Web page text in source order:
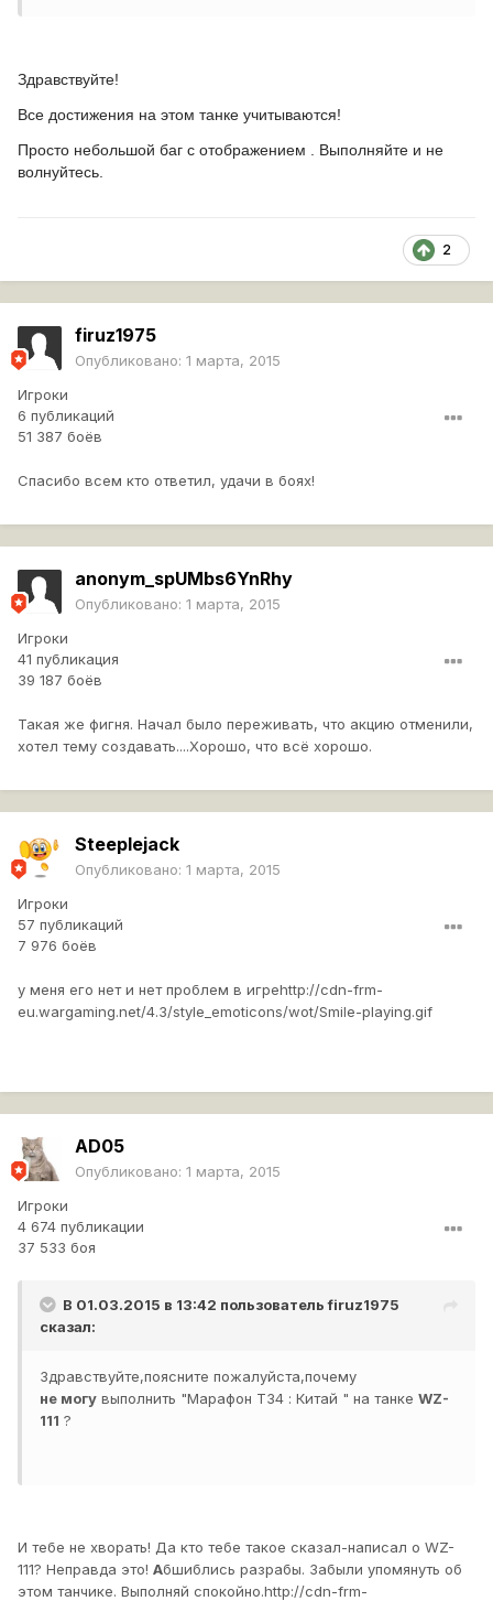
Здравствуйте!
Все достижения на этом танке учитываются!
Просто небольшой баг с отображением . Выполняйте и не
волнуйтесь.
2
firuz1975
Опубликовано: 1 марта, 2015
Игроки
6 публикаций
51 387 боёв
Спасибо всем кто ответил, удачи в боях!
anonym_spUMbs6YnRhy
Опубликовано: 1 марта, 2015
Игроки
41 публикация
39 187 боёв
Такая же фигня. Начал было переживать, что акцию отменили,
хотел тему создавать....Хорошо, что всё хорошо.
Steeplejack
Опубликовано: 1 марта, 2015
Игроки
57 публикаций
7 976 боёв
у меня его нет и нет проблем в игреhttp://cdn-frm-
eu.wargaming.net/4.3/style_emoticons/wot/Smile-playing.gif
AD05
Опубликовано: 1 марта, 2015
Игроки
4 674 публикации
37 533 боя
В 01.03.2015 в 13:42 пользовательfiruz1975
сказал:
Здравствуйте,поясните пожалуйста,почему
не могу выполнить "Марафон Т34 : Китай " на танке WZ-
111 ?
И тебе не хворать! Да кто тебе такое сказал-написал о WZ-
111? Неправда это! Абшиблись разрабы. Забыли упомянуть об
этом танчике. Выполняй спокойно.http://cdn-frm-